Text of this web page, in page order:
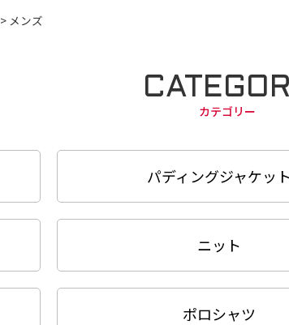
> メンズ
カテゴリー
パディングジャケット
ニット
ポロシャツ